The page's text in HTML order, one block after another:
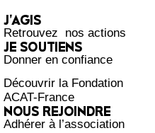
J’AGIS
Retrouvez nos actions
JE SOUTIENS
Donner en confiance
Découvrir la Fondation
ACAT-France
NOUS REJOINDRE
Adhérer à l’association